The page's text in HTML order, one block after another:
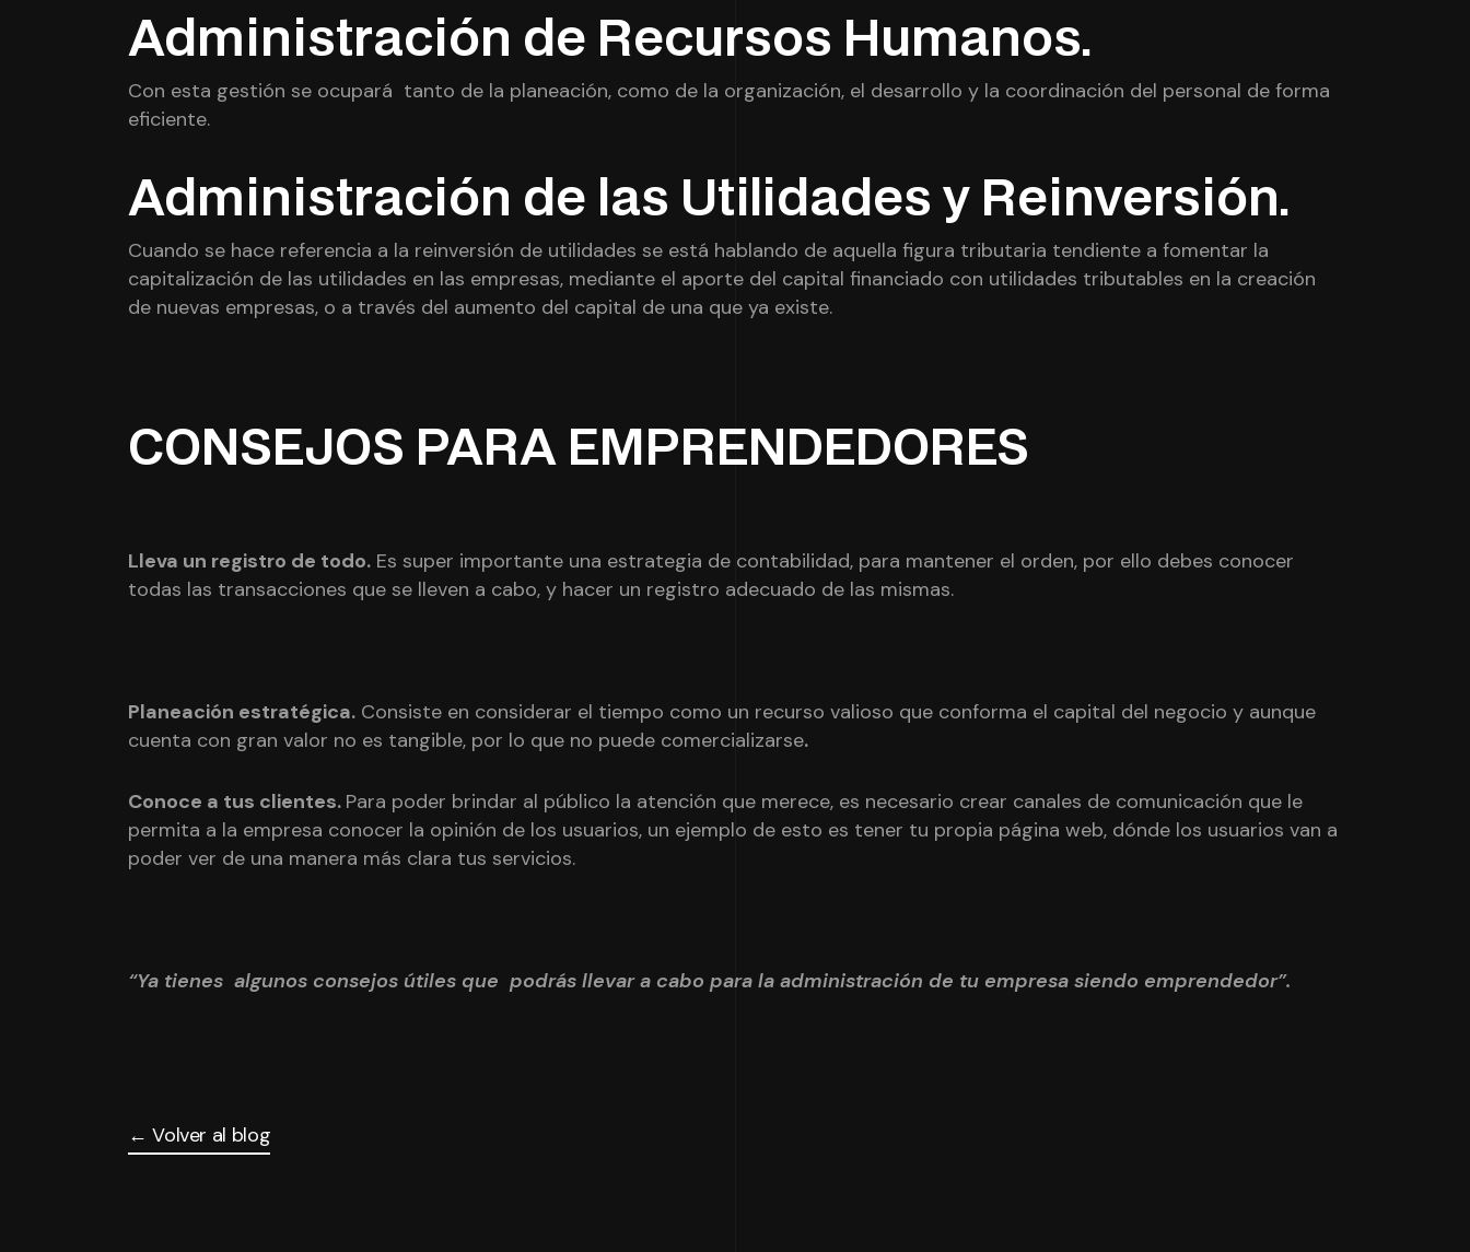
Administración de Recursos Humanos.
Con esta gestión se ocupará tanto de la planeación, como de la organización, el desarrollo y la coordinación del personal de forma
eficiente.
Administración de las Utilidades y Reinversión.
Cuando se hace referencia a la reinversión de utilidades se está hablando de aquella figura tributaria tendiente a fomentar la
capitalización de las utilidades en las empresas, mediante el aporte del capital financiado con utilidades tributables en la creación
de nuevas empresas, o a través del aumento del capital de una que ya existe.
CONSEJOS PARA EMPRENDEDORES
Lleva un registro de todo. Es super importante una estrategia de contabilidad, para mantener el orden, por ello debes conocer
todas las transacciones que se lleven a cabo, y hacer un registro adecuado de las mismas.
Planeación estratégica. Consiste en considerar el tiempo como un recurso valioso que conforma el capital del negocio y aunque
cuenta con gran valor no es tangible, por lo que no puede comercializarse.
Conoce a tus clientes. Para poder brindar al público la atención que merece, es necesario crear canales de comunicación que le
permita a la empresa conocer la opinión de los usuarios, un ejemplo de esto es tener tu propia página web, dónde los usuarios van a
poder ver de una manera más clara tus servicios.
“Ya tienes algunos consejos útiles que podrás llevar a cabo para la administración de tu empresa siendo emprendedor”.
← Volver al blog